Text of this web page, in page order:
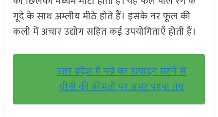
गूदे के साथ अम्लीय मीठे होते हैं। इसके नर फूल की
कली में अचार उद्योग सहित कई उपयोगिताएँ होती हैं।
उत्तर प्रदेश में गन्ने का उत्पादन घटने से
चीनी की कीमतों पर असर पड़ना तय